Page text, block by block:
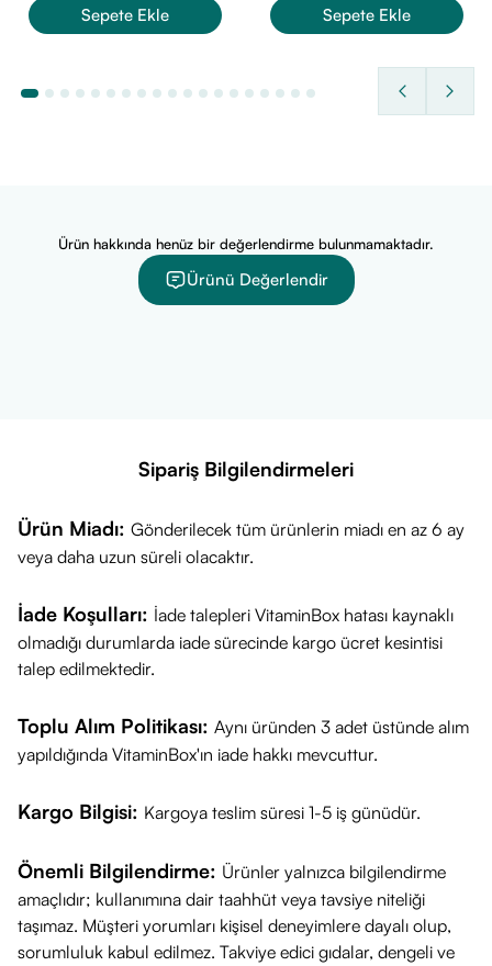
• Taşınabilir ve pratik ürün arayan herkes.
• Özellikle yumuşak dokulu ve köpüren bir yıkama jelini
seven kullanıcılar için idealdir.
• Butyrospermum Parkii (Shea Butter)
• Günlük kullanım için uygundur
VitaminBox olarak, La Roche-Posay Lipikar Syndet AP+
Vücut Yıkama Jeli 400 ml’yi avantajlı fiyatlarla sunuyoruz.
Sağlıklı günler dileriz!
Sepete Ekle Sepete Ekle
Ürün hakkında henüz bir değerlendirme bulunmamaktadır.
Ürünü Değerlendir
Sipariş Bilgilendirmeleri
Ürün Miadı: Gönderilecek tüm ürünlerin miadı en az 6 ay
veya daha uzun süreli olacaktır.
İade Koşulları: İade talepleri VitaminBox hatası kaynaklı
olmadığı durumlarda iade sürecinde kargo ücret kesintisi
talep edilmektedir.
Toplu Alım Politikası: Aynı üründen 3 adet üstünde alım
yapıldığında VitaminBox'ın iade hakkı mevcuttur.
Kargo Bilgisi: Kargoya teslim süresi 1-5 iş günüdür.
Önemli Bilgilendirme: Ürünler yalnızca bilgilendirme
amaçlıdır; kullanımına dair taahhüt veya tavsiye niteliği
taşımaz. Müşteri yorumları kişisel deneyimlere dayalı olup,
sorumluluk kabul edilmez. Takviye edici gıdalar, dengeli ve